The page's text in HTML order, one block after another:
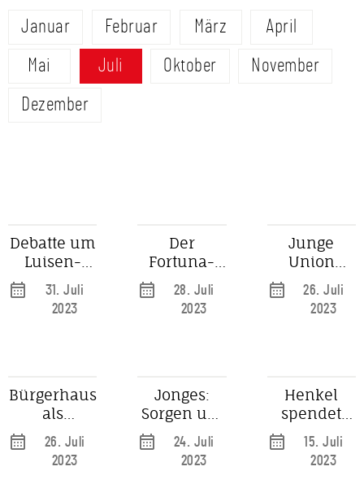
Januar Februar März
April
Mai
Juli Oktober
November
Dezember
Debatte um
Luisen-
Gymnasium:
Nutzung
als
31. Juli
2023
Der
Fortuna-
Zweitliga-
Tipp
28. Juli
2023
Junge
Union
Düsseldorf
kritisiert
Pläne der
26. Juli
2023
Bürgerhaus
als
Nachnutzung
vom
Luisengymnasium
26. Juli
2023
Jonges:
Sorgen um
Zukunft
des Luisen-
Gymnasiums
24. Juli
2023
Henkel
spendet
Produkte
15. Juli
2023